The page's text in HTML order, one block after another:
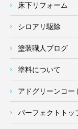
床下リフォーム
シロアリ駆除
塗装職人ブログ
塗料について
アドグリーンコー
パーフェクトトッ